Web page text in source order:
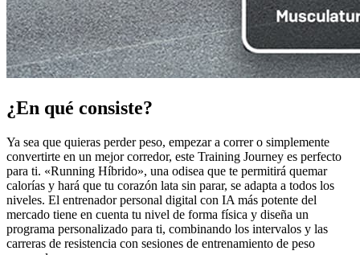
¿En qué consiste?
Ya sea que quieras perder peso, empezar a correr o simplemente
convertirte en un mejor corredor, este Training Journey es perfecto
para ti. «Running Híbrido», una odisea que te permitirá quemar
calorías y hará que tu corazón lata sin parar, se adapta a todos los
niveles. El entrenador personal digital con IA más potente del
mercado tiene en cuenta tu nivel de forma física y diseña un
programa personalizado para ti, combinando los intervalos y las
carreras de resistencia con sesiones de entrenamiento de peso